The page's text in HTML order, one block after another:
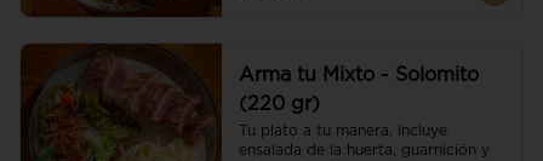
Arma tu Mixto - Solomito
(220 gr)
Tu plato a tu manera. Incluye
ensalada de la huerta, guarnición y